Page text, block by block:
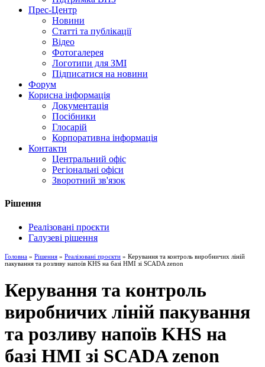
Прес-Центр
Новини
Статті та публікації
Відео
Фотогалерея
Логотипи для ЗМІ
Підписатися на новини
Форум
Корисна інформація
Документація
Посібники
Глосарій
Корпоративна інформація
Контакти
Центральний офіс
Регіональні офіси
Зворотний зв'язок
Рішення
Реалізовані проєкти
Галузеві рішення
Головна » Рішення » Реалізовані проєкти » Керування та контроль виробничих ліній
пакування та розливу напоїв KHS на базі HMI зі SCADA zenon
Керування та контроль
виробничих ліній пакування
та розливу напоїв KHS на
базі HMI зі SCADA zenon